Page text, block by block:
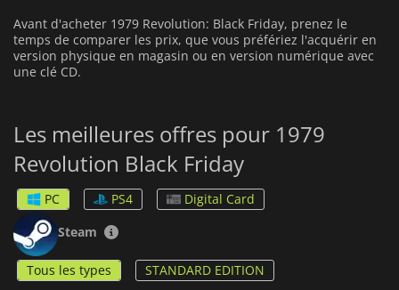
Avant d'acheter 1979 Revolution: Black Friday, prenez le
temps de comparer les prix, que vous préfériez l'acquérir en
version physique en magasin ou en version numérique avec
une clé CD.
Les meilleures offres pour 1979
Revolution Black Friday
PC PS4
Digital Card
Steam
Tous les types
STANDARD EDITION